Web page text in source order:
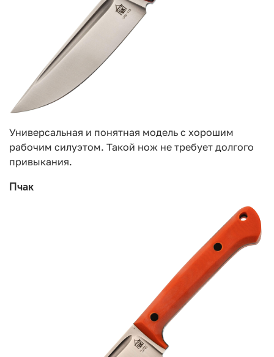
Универсальная и понятная модель с хорошим
рабочим силуэтом. Такой нож не требует долгого
привыкания.
Пчак